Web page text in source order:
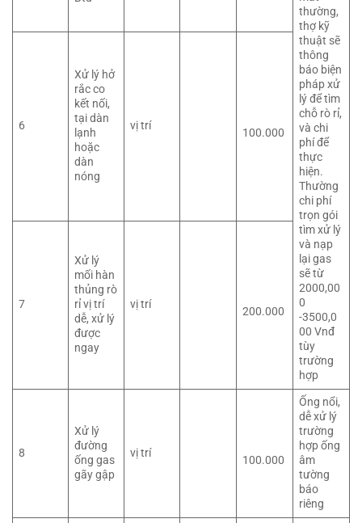
thường,
thợ kỹ
thuật sẽ
thông
báo biện
pháp xử
lý để tìm
chỗ rò rỉ,
và chi
phí để
thực
hiện.
Thường
chi phí
trọn gói
tìm xử lý
và nạp
lại gas
sẽ từ
2000,00
0
-3500,0
00 Vnđ
tùy
trường
hợp
6
Xử lý hở
rắc co
kết nối,
tại dàn
lạnh
hoặc
dàn
nóng
vị trí
100.000
7
Xử lý
mối hàn
thủng rò
rỉ vị trí
dễ, xử lý
được
ngay
vị trí
200.000
8
Xử lý
đường
ống gas
gãy gập
vị trí
100.000
Ống nổi,
dễ xử lý
trường
hợp ống
âm
tường
báo
riêng